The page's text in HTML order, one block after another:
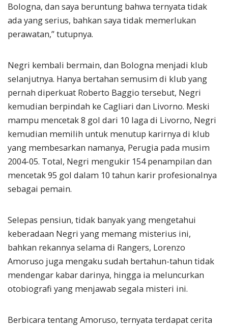
Bologna, dan saya beruntung bahwa ternyata tidak
ada yang serius, bahkan saya tidak memerlukan
perawatan,” tutupnya.
Negri kembali bermain, dan Bologna menjadi klub
selanjutnya. Hanya bertahan semusim di klub yang
pernah diperkuat Roberto Baggio tersebut, Negri
kemudian berpindah ke Cagliari dan Livorno. Meski
mampu mencetak 8 gol dari 10 laga di Livorno, Negri
kemudian memilih untuk menutup karirnya di klub
yang membesarkan namanya, Perugia pada musim
2004-05. Total, Negri mengukir 154 penampilan dan
mencetak 95 gol dalam 10 tahun karir profesionalnya
sebagai pemain.
Selepas pensiun, tidak banyak yang mengetahui
keberadaan Negri yang memang misterius ini,
bahkan rekannya selama di Rangers, Lorenzo
Amoruso juga mengaku sudah bertahun-tahun tidak
mendengar kabar darinya, hingga ia meluncurkan
otobiografi yang menjawab segala misteri ini.
Berbicara tentang Amoruso, ternyata terdapat cerita